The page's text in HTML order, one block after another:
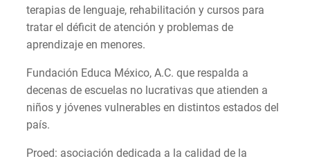
terapias de lenguaje, rehabilitación y cursos para
tratar el déficit de atención y problemas de
aprendizaje en menores.
Fundación Educa México, A.C. que respalda a
decenas de escuelas no lucrativas que atienden a
niños y jóvenes vulnerables en distintos estados del
país.
Proed: asociación dedicada a la calidad de la